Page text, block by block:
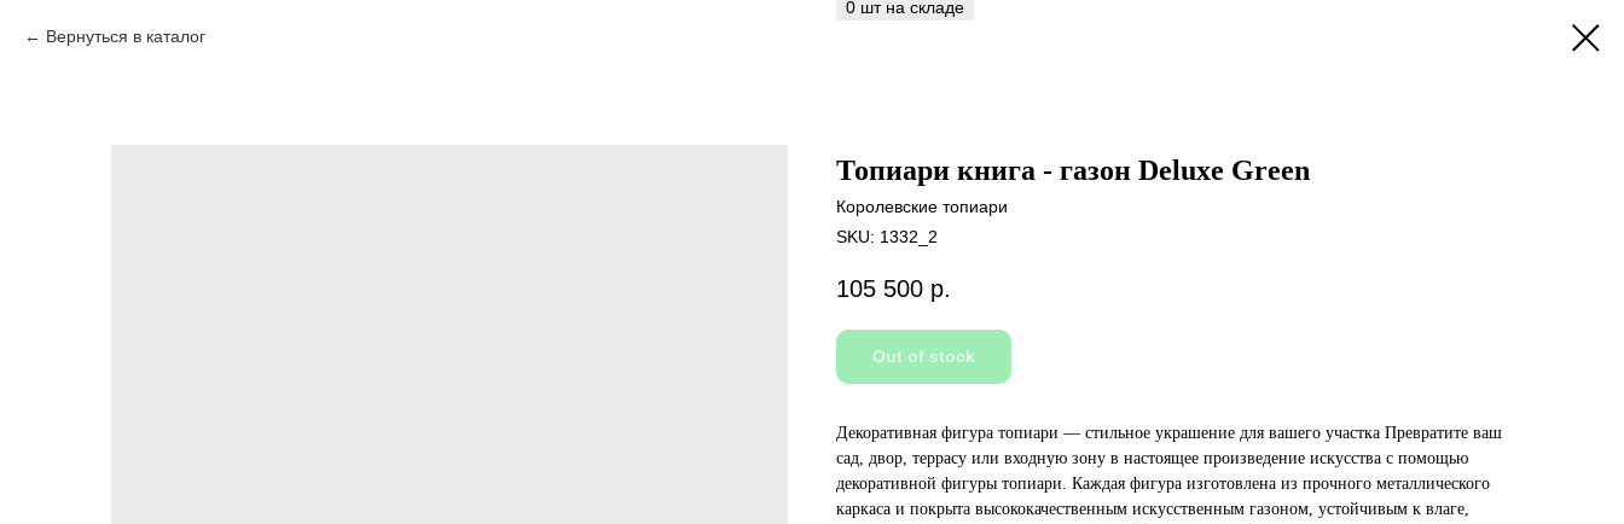
Вернуться в каталог
Топиари книга - газон Deluxe Green
Королевские топиари
SKU: 1332_2
105 500 р.
Out of stock
Декоративная фигура топиари — стильное украшение для вашего участка Превратите ваш
сад, двор, террасу или входную зону в настоящее произведение искусства с помощью
декоративной фигуры топиари. Каждая фигура изготовлена из прочного металлического
каркаса и покрыта высококачественным искусственным газоном, устойчивым к влаге,